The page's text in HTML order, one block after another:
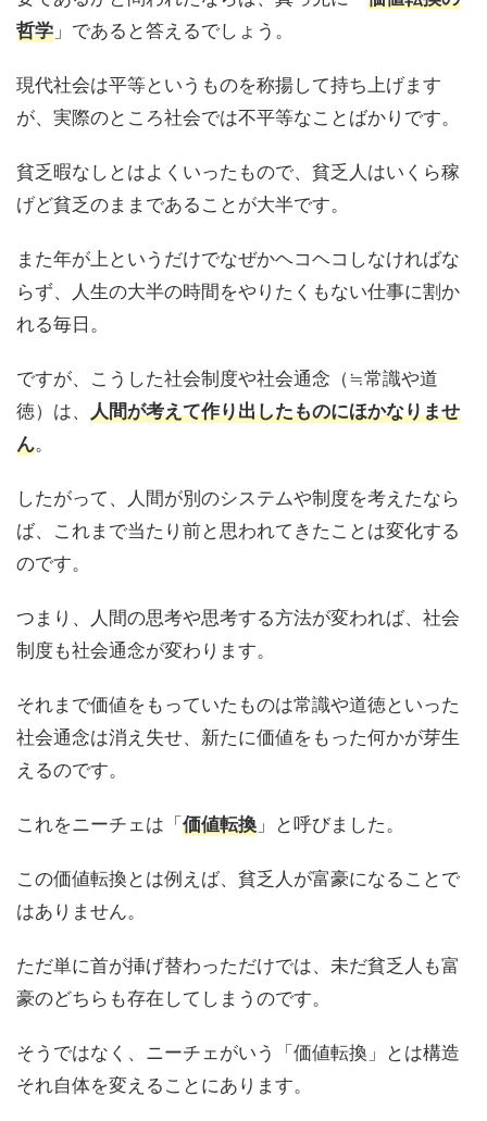
哲学 」であると答えるでしょう。
現代社会は平等というものを称揚して持ち上げます
が、実際のところ社会では不平等なことばかりです。
貧乏暇なしとはよくいったもので、貧乏人はいくら稼
げど貧乏のままであることが大半です。
また年が上というだけでなぜかヘコヘコしなければな
らず、人生の大半の時間をやりたくもない仕事に割か
れる毎日。
ですが、こうした社会制度や社会通念（≒常識や道
徳）は、 人間が考えて作り出したものにほかなりませ
ん。
したがって、人間が別のシステムや制度を考えたなら
ば、これまで当たり前と思われてきたことは変化する
のです。
つまり、人間の思考や思考する方法が変われば、社会
制度も社会通念が変わります。
それまで価値をもっていたものは常識や道徳といった
社会通念は消え失せ、新たに価値をもった何かが芽生
えるのです。
これをニーチェは「価値転換 」と呼びました。
この価値転換とは例えば、貧乏人が富豪になることで
はありません。
ただ単に首が挿げ替わっただけでは、未だ貧乏人も富
豪のどちらも存在してしまうのです。
そうではなく、ニーチェがいう「価値転換」とは構造
それ自体を変えることにあります。